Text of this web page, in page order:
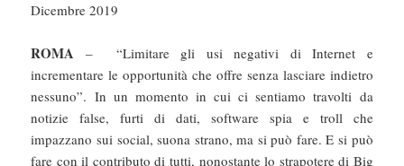
Dicembre 2019
ROMA – “Limitare gli usi negativi di Internet e
incrementare le opportunità che offre senza lasciare indietro
nessuno”. In un momento in cui ci sentiamo travolti da
notizie false, furti di dati, software spia e troll che
impazzano sui social, suona strano, ma si può fare. E si può
fare con il contributo di tutti, nonostante lo strapotere di Big